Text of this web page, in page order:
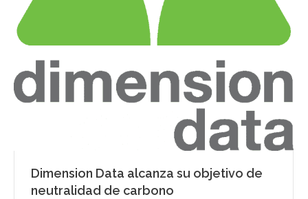
Dimension Data alcanza su objetivo de
neutralidad de carbono